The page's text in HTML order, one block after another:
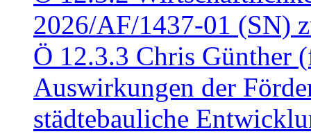
2026/AF/1437-01 (SN)
Ö 12.3.3 Chris Günther
Auswirkungen der
städtebauliche